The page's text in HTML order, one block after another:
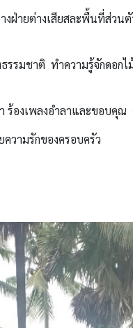
งฝ่ายต่างเสียสละพื้นที่ส่ว
ธรรมชาติ ทำความรู้จักดอ
องเพลงอำลาและขอบคุณ
วามรักของครอบครัว